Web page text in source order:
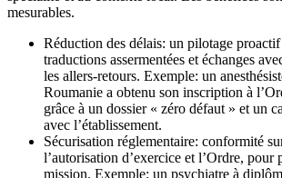
mesurables.
Réduction des délais: un pilotage proactif
traductions assermentées et échanges
les allers-retours. Exemple: un
Roumanie a obtenu son inscription à
grâce à un dossier « zéro défaut » et un
avec l’établissement.
Sécurisation réglementaire: conformité
l’autorisation d’exercice et l’Ordre, pour
mission. Exemple: un psychiatre à